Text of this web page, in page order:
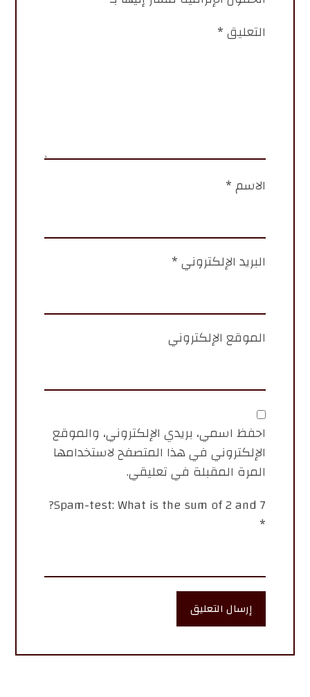
التعليق*
الاسم*
البريد الإلكتروني*
الموقع الإلكتروني
احفظ اسمي، بريدي الإلكتروني، والموقع
الإلكتروني في هذا المتصفح لاستخدامها
المرة المقبلة في تعليقي.
Spam-test: What is the sum of 2 and 7?
*
إرسال التعليق